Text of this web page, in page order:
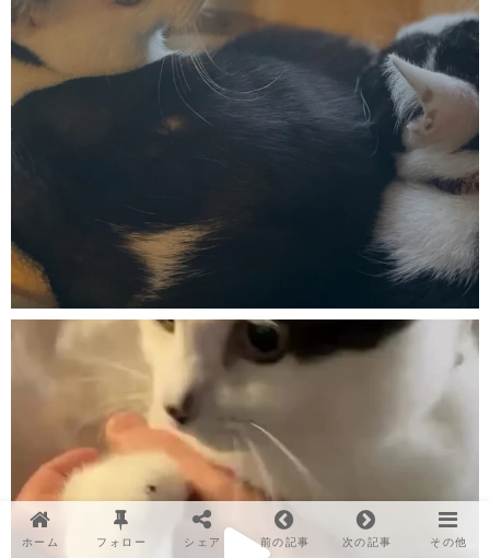
ホーム フォロー シェア 前の記事 次の記事 その他